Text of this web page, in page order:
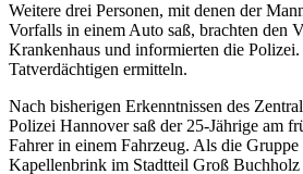
Weitere drei Personen, mit denen der
Vorfalls in einem Auto saß, brachten den
Krankenhaus und informierten die
Tatverdächtigen ermitteln.
Nach bisherigen Erkenntnissen des
Polizei Hannover saß der 25-Jährige am
Fahrer in einem Fahrzeug. Als die
Kapellenbrink im Stadtteil Groß Buchholz